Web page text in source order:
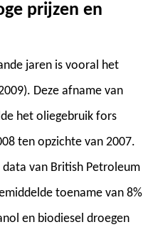
prijzen en
jaren is vooral het
Deze afname van
het oliegebruik fors
ten opzichte van 2007.
van British Petroleum
toename van 8%
en biodiesel droegen